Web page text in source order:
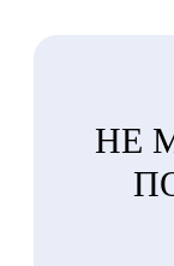
НЕ